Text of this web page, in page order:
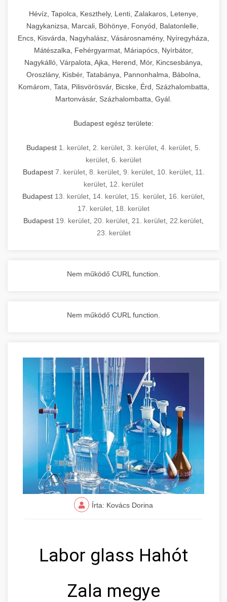
Hévíz, Tapolca, Keszthely, Lenti, Zalakaros, Letenye,
Nagykanizsa, Marcali, Böhönye, Fonyód, Balatonlelle,
Encs, Kisvárda, Nagyhalász, Vásárosnamény, Nyíregyháza,
Mátészalka, Fehérgyarmat, Máriapócs, Nyírbátor,
Nagykálló, Várpalota, Ajka, Herend, Mór, Kincsesbánya,
Oroszlány, Kisbér, Tatabánya, Pannonhalma, Bábolna,
Komárom, Tata, Pilisvörösvár, Bicske, Érd, Százhalombatta,
Martonvásár, Százhalombatta, Gyál.
Budapest egész területe:
Budapest 1. kerület 2. kerület 3. kerület 4. kerület 5.
kerület 6. kerület
Budapest 7. kerület, 8. kerület, 9. kerület, 10. kerület, 11.
kerület 12. kerület
Budapest 13. kerület 14. kerület 15. kerület 16. kerület
17. kerület 18. kerület
Budapest 19. kerület 20. kerület 21. kerület 22.kerület
23. kerület
Nem működő CURL function.
Nem működő CURL function.
Írta: Kovács Dorina
Labor glass Hahót
Zala megye